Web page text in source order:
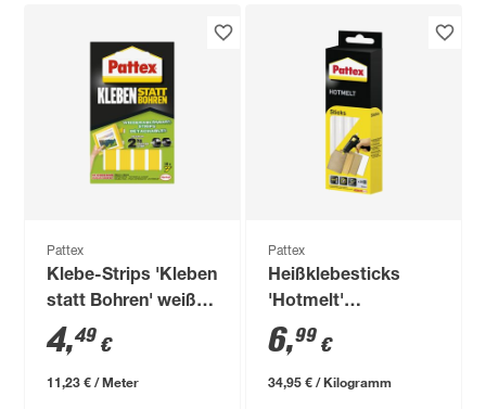
Pattex
Klebe-Strips 'Kleben
statt Bohren' weiß
10 Streifen je 20 x 40
mm
4,49 €
11,23 € / Meter
Pattex
Heißklebesticks
'Hotmelt'
transparent 10 Stück
6,99 €
34,95 € / Kilogramm